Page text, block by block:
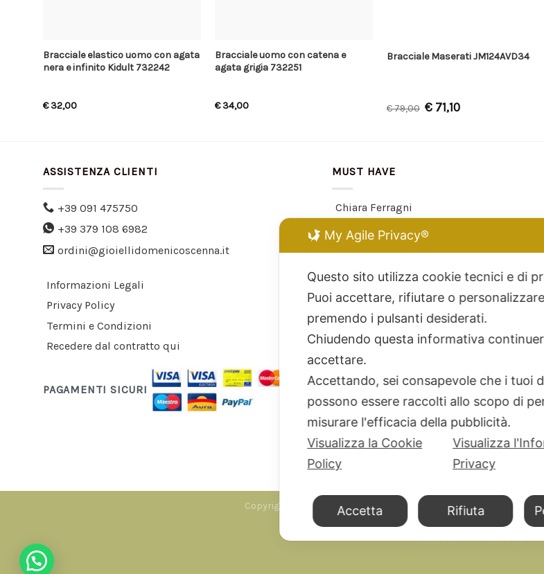
Bracciale elastico uomo con agata
nera e infinito Kidult 732242
€32,00
Bracciale uomo con catena e
agata grigia 732251
€34,00
Bracciale Maserati JM124AVD34
€79,00 € 71,10
ASSISTENZA CLIENTI
+39 091 475750
+39 379 108 6982
ordini@gioiellidomenicoscenna.it
Informazioni Legali
Privacy Policy
Termini e Condizioni
Recedere dal contratto qui
PAGAMENTI SICURI
MUST HAVE
Chiara Ferragni
Kidult
Breil Tribe
Hamilton
Copyright 2026 © Gioielli Domenico Scenna srl - Via A.Diaz 43/E –
My Agile Privacy®
Questo sito utilizza cookie tecnici e di
Puoi accettare, rifiutare o
premendo i pulsanti desiderati.
Chiudendo questa informativa
accettare.
Accettando, sei consapevole che i tuoi
possono essere raccolti allo scopo di
misurare l'efficacia della pubblicità.
Visualizza la Cookie
Policy
Visualizza
Privacy
Accetta Rifiuta
Recedere dal contratto qui